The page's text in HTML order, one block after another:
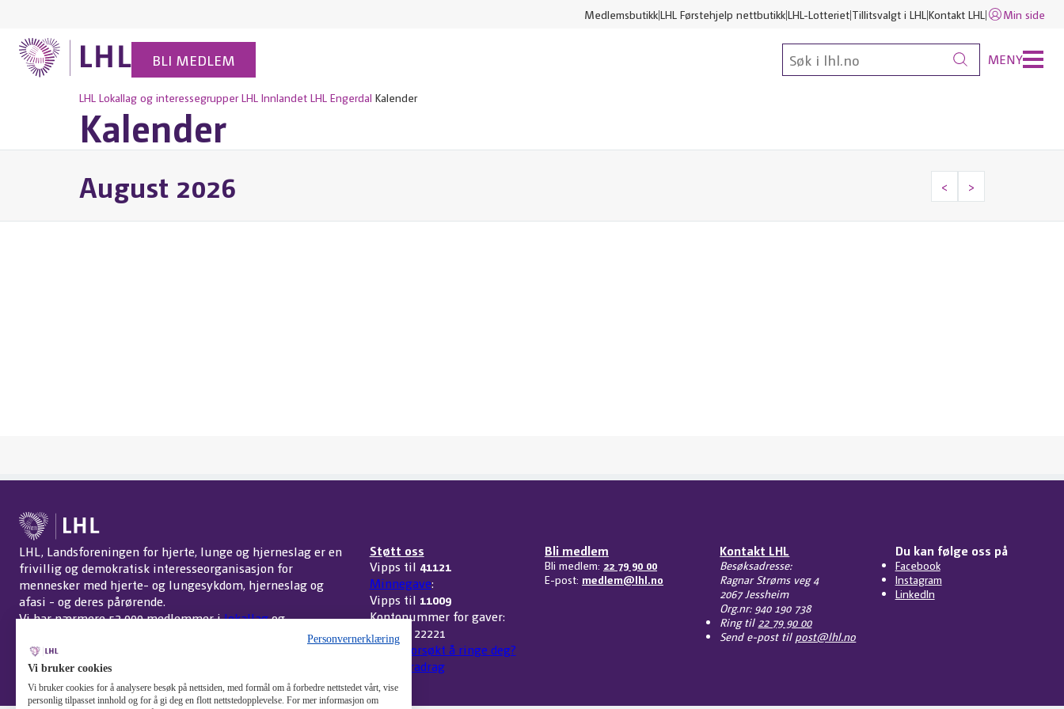
MedlemsbutikkLHL Førstehjelp nettbutikkLHL-Lotteriet Tillitsvalgt i LHL Kontakt LHL Min side
BLI MEDLEM MENY
LHL Lokallag og interessegrupper LHL Innlandet LHL Engerdal Kalender
Kalender
August 2026 < >
LHL, Landsforeningen for hjerte, lunge og hjerneslag er en
frivillig og demokratisk interesseorganisasjon for
mennesker med hjerte- og lungesykdom, hjerneslag og
afasi - og deres pårørende.
Vi har nærmere 52 000 medlemmer ilokallagog
Endre cookie-innstillinger
Støtt oss
Vipps til 41121
Minnegave:
Vipps til 11009
Kontonummer for gaver:
3207 32 22221
Har vi forsøkt å ringe deg?
Skattefradrag
Bli medlem
Bli medlem: 22 79 90 00
E-post: medlem@lhl.no
Kontakt LHL
Besøksadresse:
Ragnar Strøms veg 4
2067 Jessheim
Org.nr: 940 190 738
Ring til 22 79 90 00
Send e-post til post@lhl.no
Du kan følge oss på
Facebook
Instagram
LinkedIn
Personvernerklæring
Vi bruker cookies
Vi bruker cookies for å analysere besøk på nettsiden, med formål om å forbedre nettstedet vårt, vise
personlig tilpasset innhold og for å gi deg en flott nettstedopplevelse. For mer informasjon om